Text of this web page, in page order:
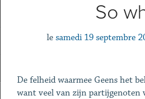
So
le samedi 19 septembre
De felheid waarmee Geens het
want veel van zijn partijgenoten